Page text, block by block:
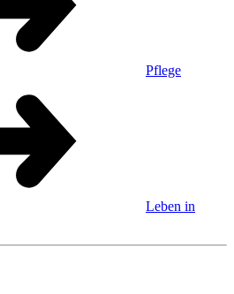
Pflege
Leben in